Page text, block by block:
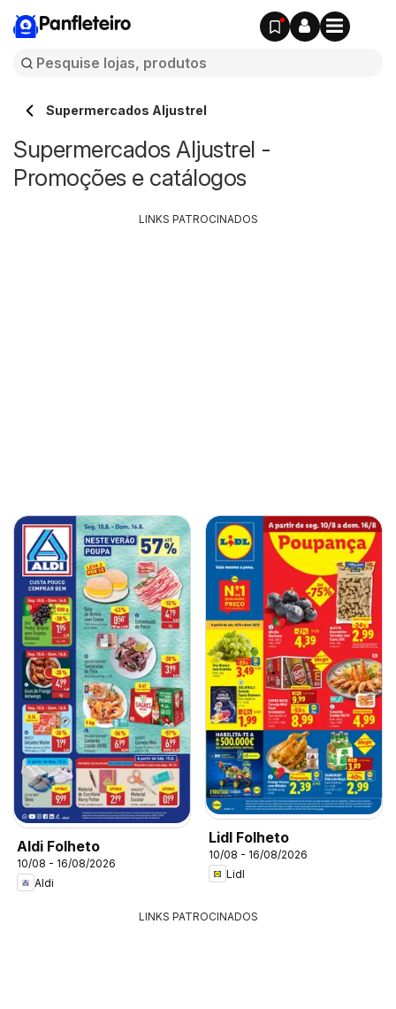
Panfleteiro
Supermercados Aljustrel
Supermercados Aljustrel -
Promoções e catálogos
Aldi Folheto
10/08 - 16/08/2026
Aldi
Lidl Folheto
10/08 - 16/08/2026
Lidl
LINKS PATROCINADOS
LINKS PATROCINADOS